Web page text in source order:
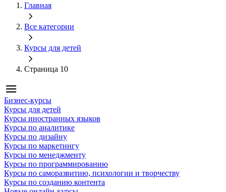
Главная
Все категории
Курсы для детей
Страница 10
Бизнес-курсы
Курсы для детей
Курсы иностранных языков
Курсы по аналитике
Курсы по дизайну
Курсы по маркетингу
Курсы по менеджменту
Курсы по программированию
Курсы по саморазвитию, психологии и творчеству
Курсы по созданию контента